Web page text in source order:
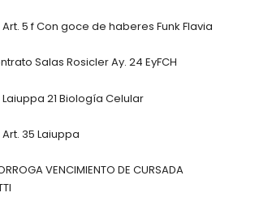
Art. 5 f Con goce de haberes Funk Flavia
Salas Rosicler Ay. 24 EyFCH
Laiuppa 21 Biología Celular
Art. 35 Laiuppa
VENCIMIENTO DE CURSADA